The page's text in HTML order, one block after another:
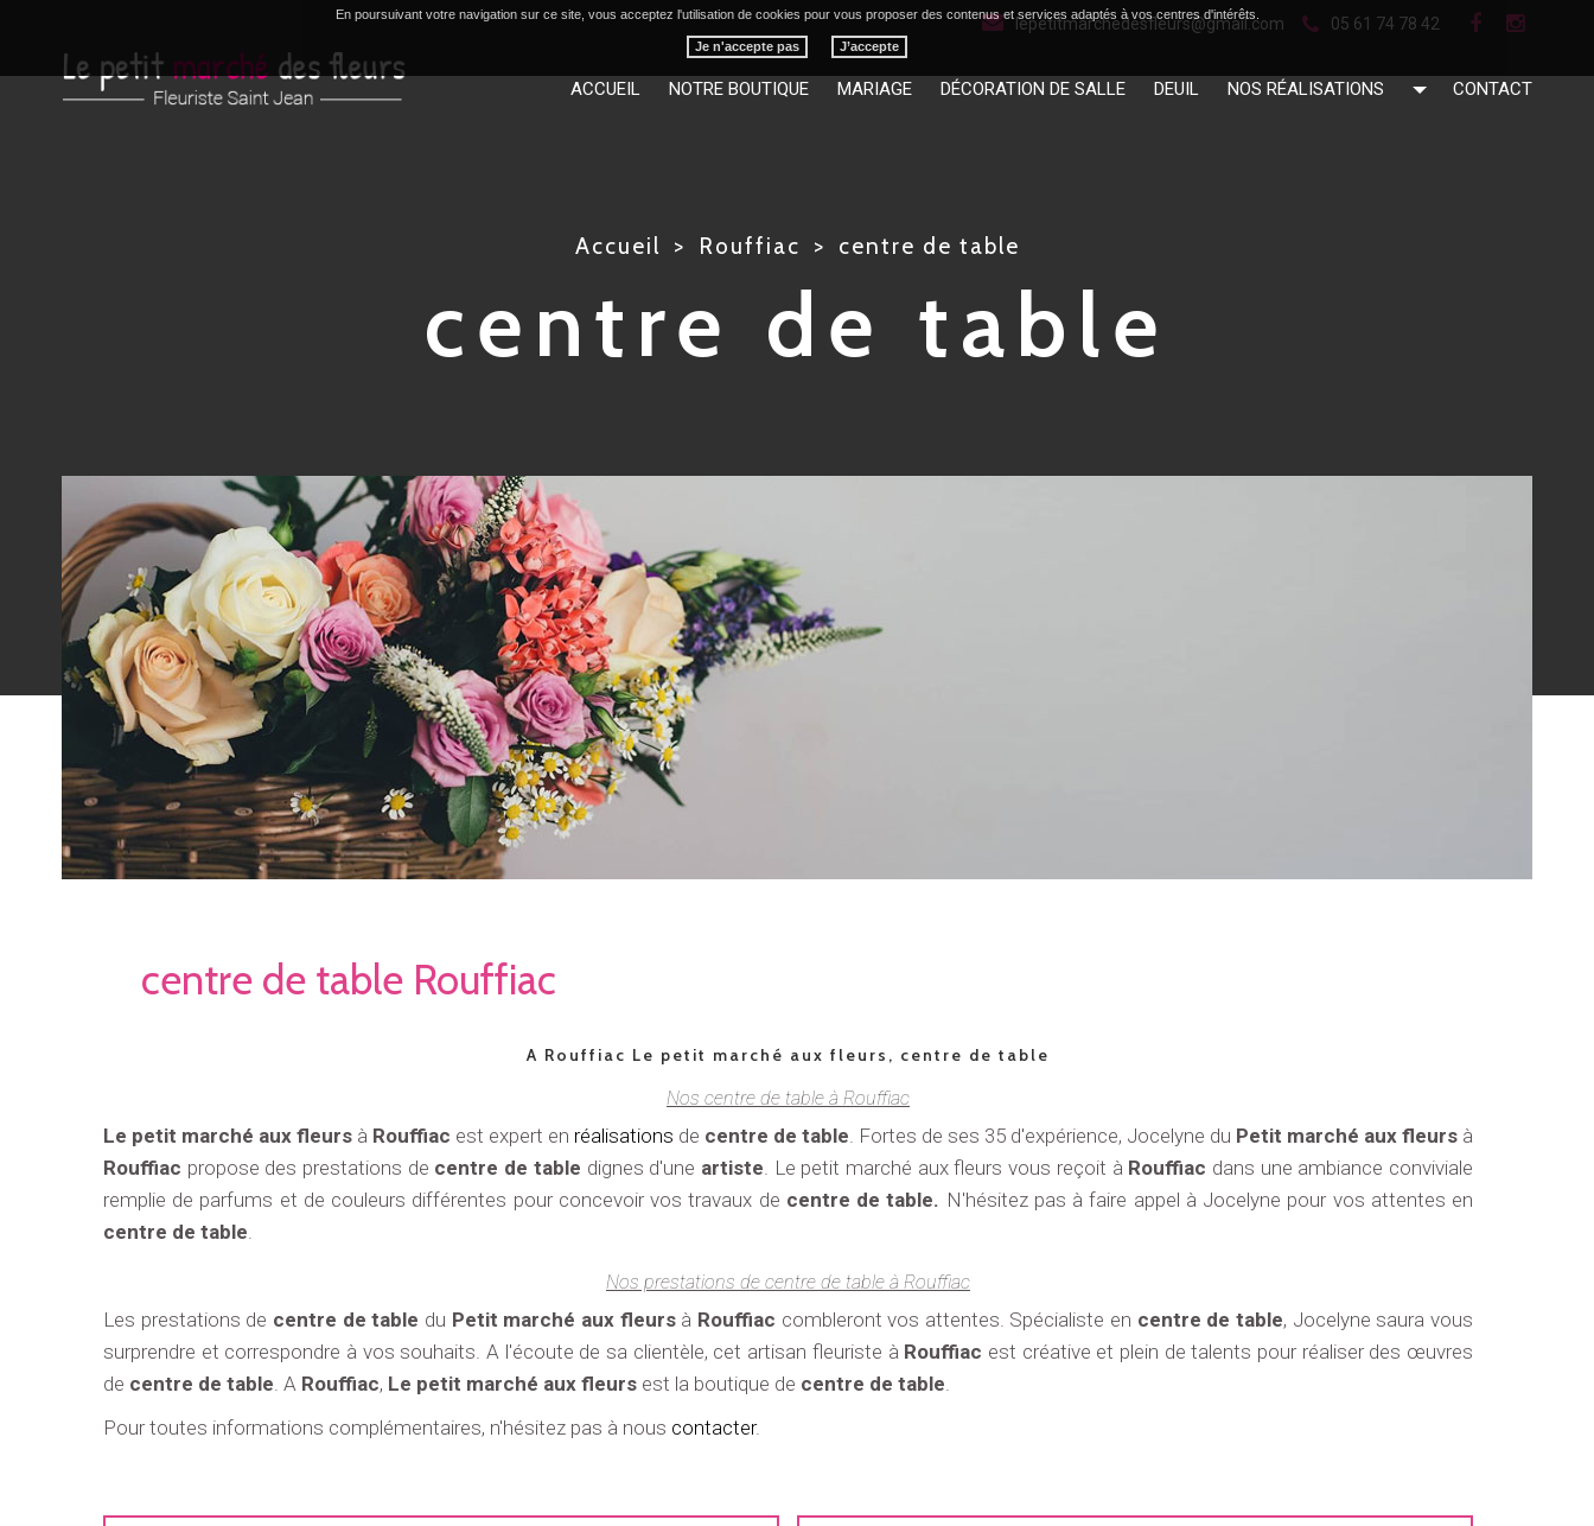
lepetitmarchedesfleurs@gmail.com 05 61 74 78 42
ACCUEIL NOTRE BOUTIQUE MARIAGE DÉCORATION DE SALLE DEUIL NOS RÉALISATIONS CONTACT
Accueil Rouffiac centre de table
centre de table
centre de table Rouffiac
A Rouffiac Le petit marché aux fleurs, centre de table
Nos centre de table à Rouffiac
Le petit marché aux fleurs à Rouffiac est expert en réalisations de centre de table. Fortes de ses 35 d'expérience, Jocelyne du Petit marché aux fleurs à
Rouffiac propose des prestations de centre de table dignes d'une artiste. Le petit marché aux fleurs vous reçoit àRouffiac dans une ambiance conviviale
remplie de parfums et de couleurs différentes pour concevoir vos travaux de centre de table. N'hésitez pas à faire appel à Jocelyne pour vos attentes en
centre de table.
Nos prestations de centre de table à Rouffiac
Les prestations de centre de table du Petit marché aux fleursà Rouffiac combleront vos attentes. Spécialiste en centre de table, Jocelyne saura vous
surprendre et correspondre à vos souhaits. A l'écoute de sa clientèle, cet artisan fleuriste àRouffiac est créative et plein de talents pour réaliser des œuvres
de centre de table. A Rouffiac, Le petit marché aux fleurs est la boutique de centre de table.
Pour toutes informations complémentaires, n'hésitez pas à nous contacter.
En poursuivant votre navigation sur ce site, vous acceptez l'utilisation de cookies pour vous proposer des contenus et services adaptés à vos centres d'intérêts.
Je n'accepte pas